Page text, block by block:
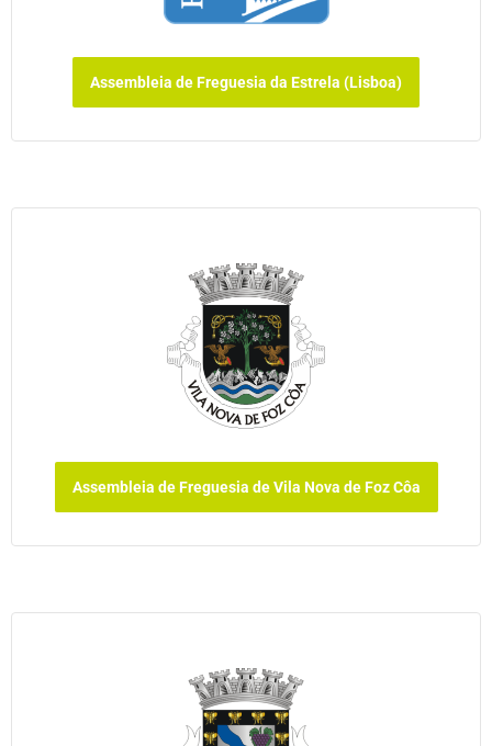
Assembleia de Freguesia da Estrela (Lisboa)
Assembleia de Freguesia de Vila Nova de Foz Côa